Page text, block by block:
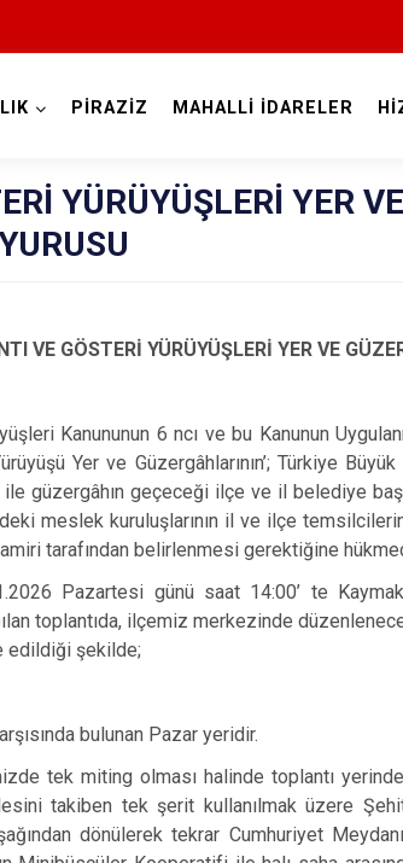
Alucra
Dereli
Espiye
PİRAZİZ MAHALLİ İDARELER
YÜRÜYÜŞLERİ YER VE
VE GÖSTERİ YÜRÜYÜŞLERİ YER VE
Kanununun 6 ncı ve bu Kanunun
Yer ve Güzergâhlarının’; Türkiye
güzergâhın geçeceği ilçe ve il belediye
meslek kuruluşlarının il ve ilçe
tarafından belirlenmesi gerektiğine
Pazartesi günü saat 14:00’ te
toplantıda, ilçemiz merkezinde
edildiği şekilde;
bulunan Pazar yeridir.
tek miting olması halinde toplantı
takiben tek şerit kullanılmak üzere
dönülerek tekrar Cumhuriyet